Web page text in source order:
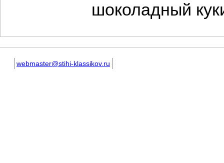
шоколадный
webmaster@stihi-klassikov.ru